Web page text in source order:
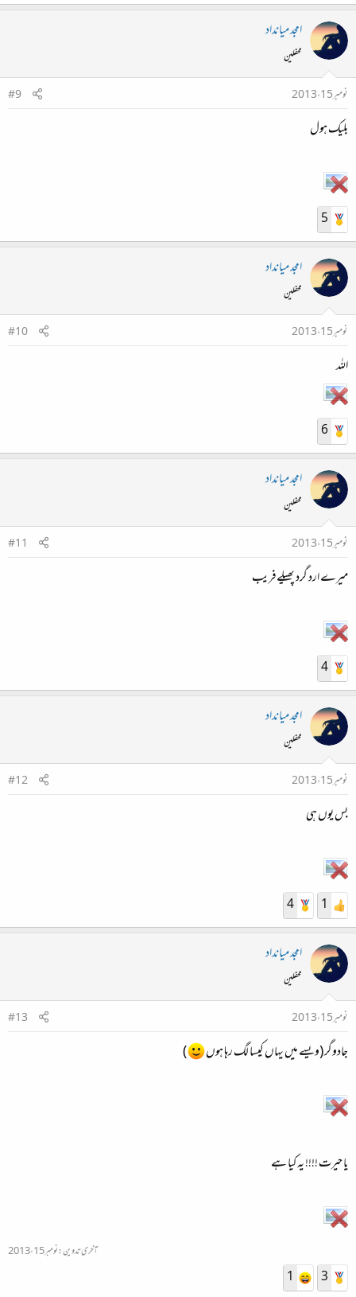
امجد میانداد
محفلین
نومبر 15، 2013
#9
بلیک ہول
5
امجد میانداد
محفلین
نومبر 15، 2013
#10
اللہ
6
امجد میانداد
محفلین
نومبر 15، 2013
#11
میرے ارد گرد پھیلےفریب
4
امجد میانداد
محفلین
نومبر 15، 2013
#12
بس یوں ہی
1
4
امجد میانداد
محفلین
نومبر 15، 2013
#13
جادوگر (ویسے میں یہاں کیسا لگ رہا ہوں )
یا حیرت !!!! یہ کیا ہے
آخری تدوین:نومبر 15، 2013
3
1